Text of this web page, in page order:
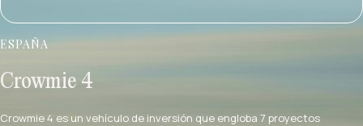
ESPAÑA
Crowmie 4
Crowmie 4 es un vehículo de inversión que engloba 7 proyectos